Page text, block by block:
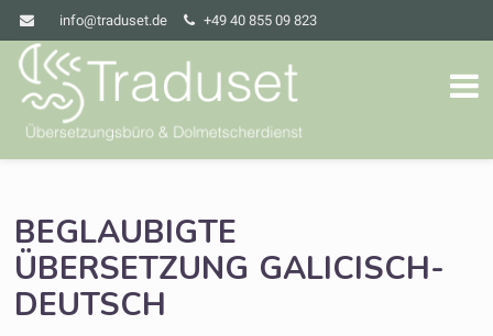
info@traduset.de +49 40 855 09 823
BEGLAUBIGTE
ÜBERSETZUNG GALICISCH-
DEUTSCH